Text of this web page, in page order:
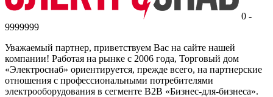
0 -
9999999
Уважаемый партнер, приветствуем Вас на сайте нашей
компании! Работая на рынке с 2006 года, Торговый дом
«Электроснаб» ориентируется, прежде всего, на партнерские
отношения с профессиональными потребителями
электрооборудования в сегменте B2B «Бизнес-для-бизнеса».